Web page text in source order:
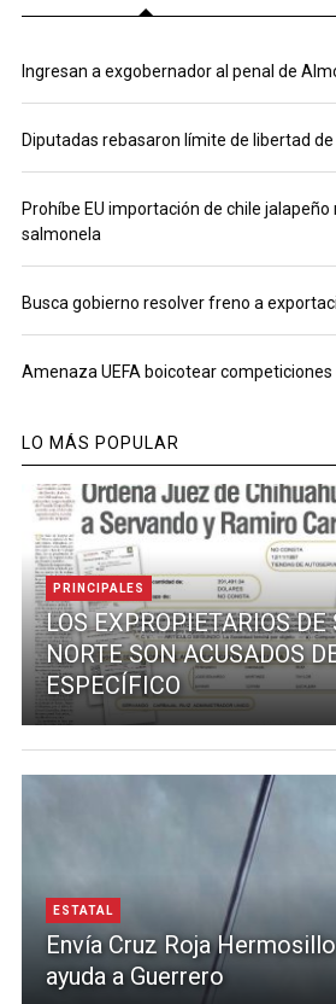
Ingresan a exgobernador al penal de
Diputadas rebasaron límite de libertad de
Prohíbe EU importación de chile
salmonela
Busca gobierno resolver freno a
Amenaza UEFA boicotear competiciones
LO MÁS POPULAR
PRINCIPALES
LOS EXPROPIETARIOS DE
NORTE SON ACUSADOS
ESPECÍFICO
ESTATAL
Envía Cruz Roja
ayuda a Guerrero